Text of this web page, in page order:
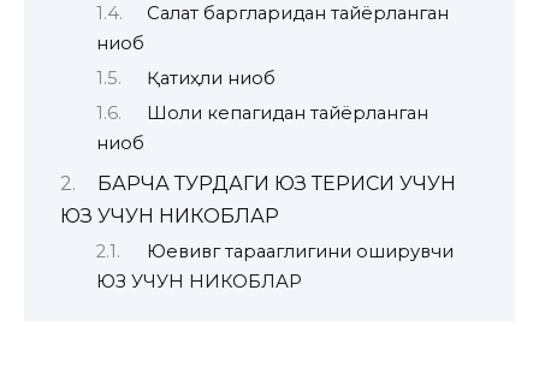
Салат баргларидан тайёрланган
ниқоб
Қатиҳли ниқоб
Шоли кепагидан тайёрланган
ниқоб
БАРЧА ТУРДАГИ ЮЗ ТЕРИСИ УЧУН
ЮЗ УЧУН НИКОБЛАР
Юевивг тарааглигини оширувчи
ЮЗ УЧУН НИКОБЛАР